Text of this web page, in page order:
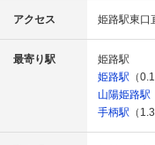
アクセス 姫路駅東口
最寄り駅
姫路駅
姫路駅 （
山陽姫路駅
手柄駅 （